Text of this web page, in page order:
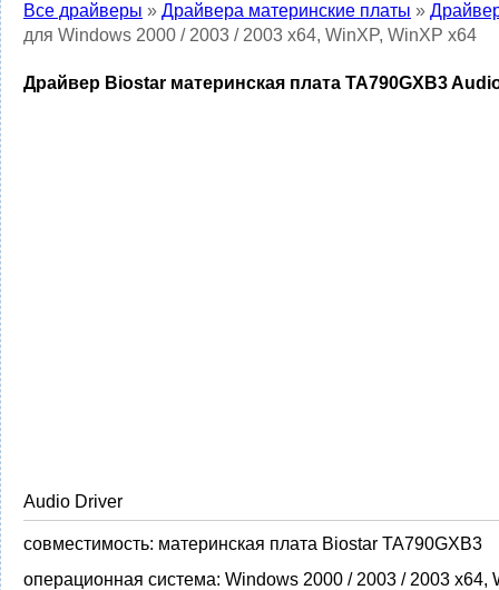
Все драйверы » Драйвера материнские платы »
для Windows 2000 / 2003 / 2003 x64, WinXP, WinXP x64
Драйвер Biostar материнская плата TA790GXB3
Audio Driver
совместимость: материнская плата Biostar TA790GXB3
операционная система: Windows 2000 / 2003 / 2003 x64,